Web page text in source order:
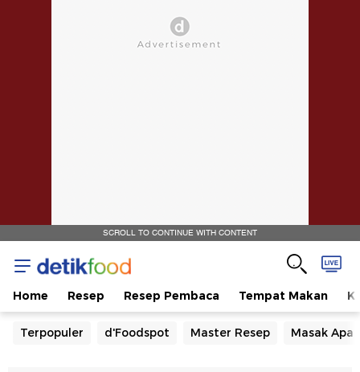
SCROLL TO CONTINUE WITH CONTENT
Home Resep Resep Pembaca Tempat Makan
Terpopuler d'Foodspot Master Resep Masak Apa